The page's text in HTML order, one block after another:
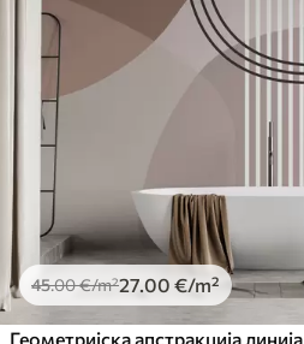
45.00€/m²27 .00 €/m²